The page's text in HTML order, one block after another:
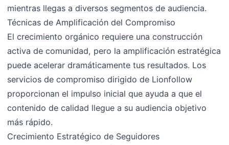
mientras llegas a diversos segmentos de audiencia.
Técnicas de Amplificación del Compromiso
El crecimiento orgánico requiere una construcción
activa de comunidad, pero la amplificación estratégica
puede acelerar dramáticamente tus resultados. Los
servicios de compromiso dirigido de Lionfollow
proporcionan el impulso inicial que ayuda a que el
contenido de calidad llegue a su audiencia objetivo
más rápido.
Crecimiento Estratégico de Seguidores